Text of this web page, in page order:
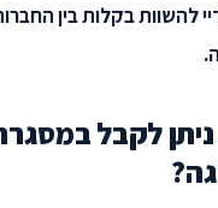
להשוות בקלות בין
לקבל